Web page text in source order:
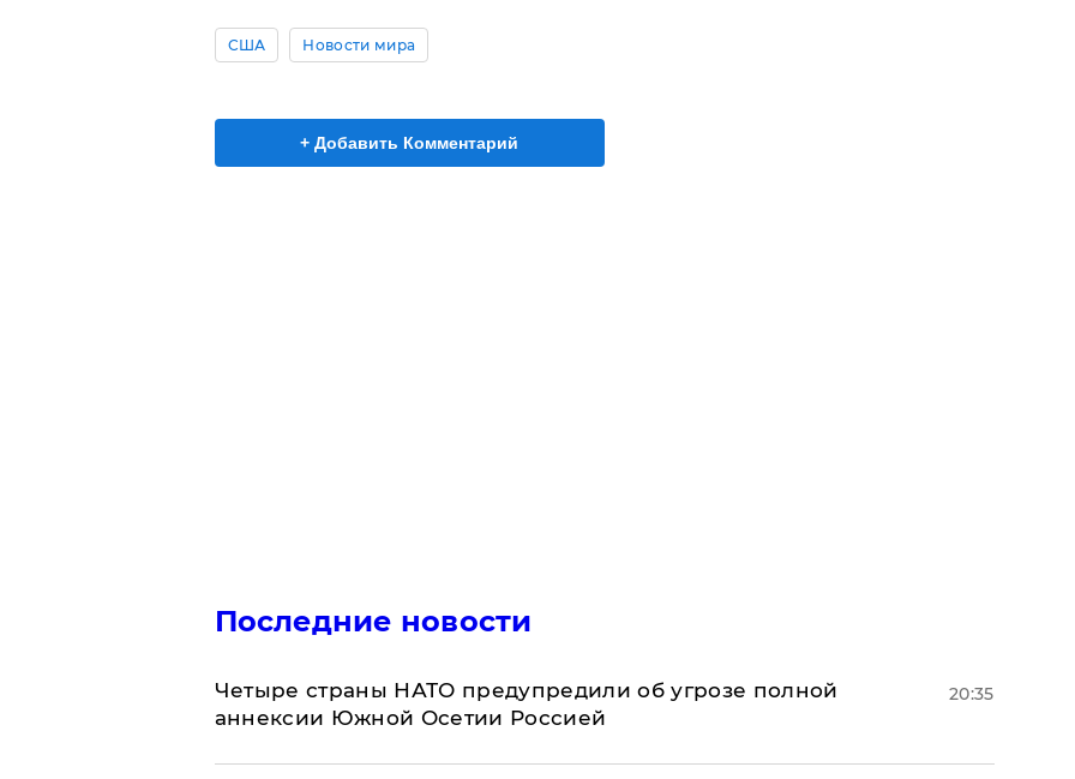
США Новости мира
+ Добавить Комментарий
Последние новости
Четыре страны НАТО предупредили об угрозе полной
аннексии Южной Осетии Россией
20:35